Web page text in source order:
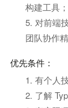
构建工具；
5. 对前端
团队协作精
优先条件：
1. 有个人
2. 了解